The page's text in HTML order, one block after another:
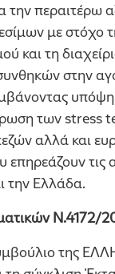
την περαιτέρω
με στόχο
και τη
στην
των stress
αλλά και
τις
την Ελλάδα.
Ν.4172/
της